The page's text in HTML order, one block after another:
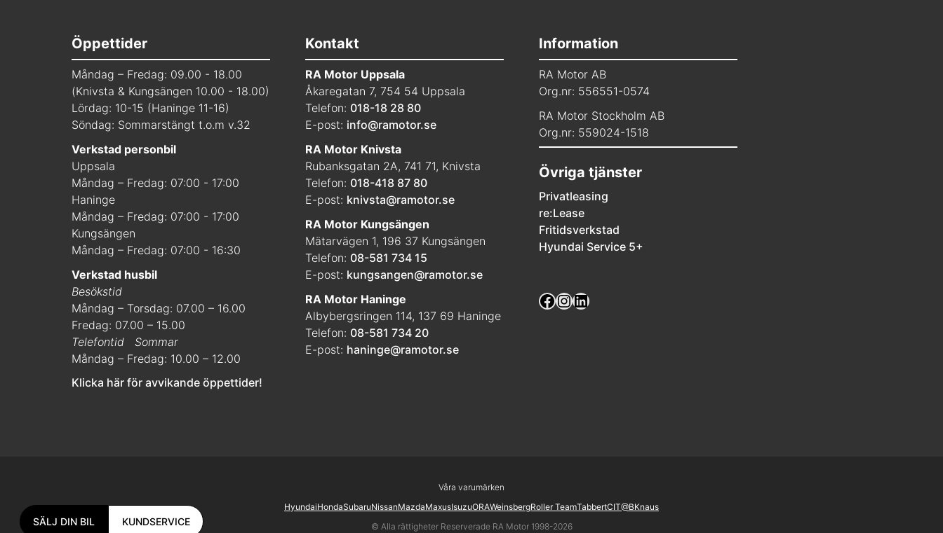
Öppettider
Måndag – Fredag: 09.00 - 18.00
(Knivsta & Kungsängen 10.00 - 18.00)
Lördag: 10-15 (Haninge 11-16)
Söndag: Sommarstängt t.o.m v.32
Verkstad personbil
Uppsala
Måndag – Fredag: 07:00 - 17:00
Haninge
Måndag – Fredag: 07:00 - 17:00
Kungsängen
Måndag – Fredag: 07:00 - 16:30
Verkstad husbil
Besökstid
Måndag – Torsdag: 07.00 – 16.00
Fredag: 07.00 – 15.00
Telefontid
Sommar
Måndag – Fredag: 10.00 – 12.00
Klicka här för avvikande öppettider!
Kontakt
RA Motor Uppsala
Åkaregatan 7, 754 54 Uppsala
Telefon: 018-18 28 80
E-post: info@ramotor.se
RA Motor Knivsta
Rubanksgatan 2A, 741 71, Knivsta
Telefon: 018-418 87 80
E-post: knivsta@ramotor.se
RA Motor Kungsängen
Mätarvägen 1, 196 37 Kungsängen
Telefon: 08-581 734 15
E-post: kungsangen@ramotor.se
RA Motor Haninge
Albybergsringen 114, 137 69 Haninge
Telefon: 08-581 734 20
E-post: haninge@ramotor.se
Information
RA Motor AB
Org.nr: 556551-0574
RA Motor Stockholm AB
Org.nr: 559024-1518
Övriga tjänster
Privatleasing
re:Lease
Fritidsverkstad
Hyundai Service 5+
Facebook
Instagram
LinkedIn
Våra varumärken
HyundaiHondaSubaruNissanMazdaMaxusIsuzuORAWeinsbergRoller TeamTabbertCIT@BKnaus
© Alla rättigheter Reserverade RA Motor 1998-2026
SÄLJ DIN BIL KUNDSERVICE